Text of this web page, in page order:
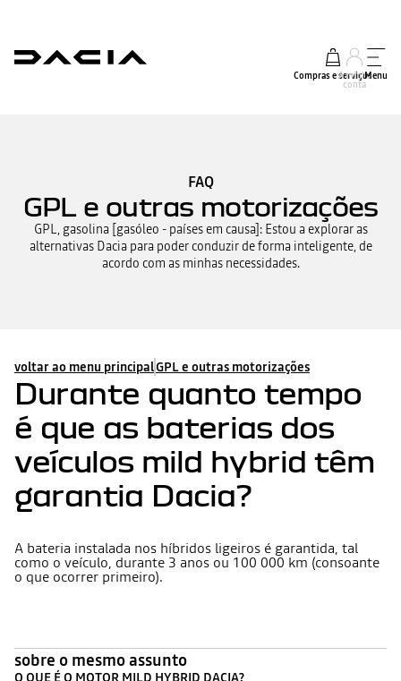
Compras e serviços
A minha
conta
Menu
FAQ
GPL e outras motorizações
GPL, gasolina [gasóleo - países em causa]: Estou a explorar as
alternativas Dacia para poder conduzir de forma inteligente, de
acordo com as minhas necessidades.
voltar ao menu principalGPL e outras motorizações
Durante quanto tempo
é que as baterias dos
veículos mild hybrid têm
garantia Dacia?
A bateria instalada nos híbridos ligeiros é garantida, tal
como o veículo, durante 3 anos ou 100 000 km (consoante
o que ocorrer primeiro).
sobre o mesmo assunto
O QUE É O MOTOR MILD HYBRID DACIA?